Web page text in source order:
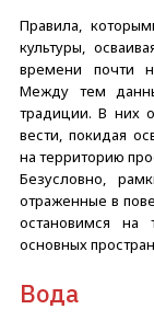
Правила,
культуры,
времени почти
Между тем
традиции. В них
вести, покидая
на территорию
Безусловно,
отраженные в
остановимся на
основных
Вода